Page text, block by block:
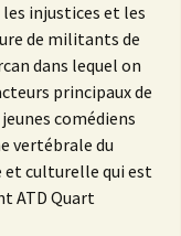
injustices et les
de militants de
dans lequel on
principaux de
comédiens
vertébrale du
et culturelle qui est
ATD Quart